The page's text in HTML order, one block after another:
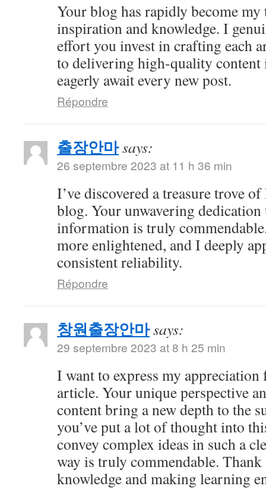
Your blog has rapidly become
inspiration and knowledge. I
effort you invest in crafting each
to delivering high-quality content
eagerly await every new post.
Répondre
출장안마says:
26 septembre 2023 at 11 h 36 min
I’ve discovered a treasure trove
blog. Your unwavering
information is truly
more enlightened, and I deeply
consistent reliability.
Répondre
창원출장안마says:
29 septembre 2023 at 8 h 25 min
I want to express my
article. Your unique perspective
content bring a new depth to the
you’ve put a lot of thought into
convey complex ideas in such a
way is truly commendable.
knowledge and making learning